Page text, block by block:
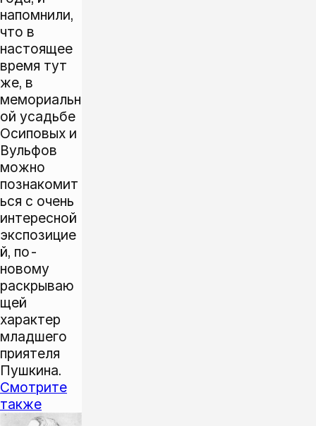
напомнили,
что в
настоящее
время тут
же, в
мемориальн
ой усадьбе
Осиповых и
Вульфов
можно
познакомит
ься с очень
интересной
экспозицие
й, по-
новому
раскрываю
щей
характер
младшего
приятеля
Пушкина.
Смотрите
также